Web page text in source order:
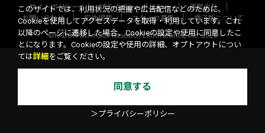
サイトポリシー プライバシーポリシー
運営会社
お問い合わせ
広告掲載 スタッフ募集
電子版について
©KADOKAWA ASCII Research Laboratories, Inc. 2026
このサイトでは、利用状況の把握や広告配信などのために、
Cookieを使用してアクセスデータを取得・利用しています。これ
以降のページに遷移した場合、Cookieの設定や使用に同意したこ
とになります。Cookieの設定や使用の詳細、オプトアウトについ
ては詳細 をご覧ください。
同意する
＞プライバシーポリシー